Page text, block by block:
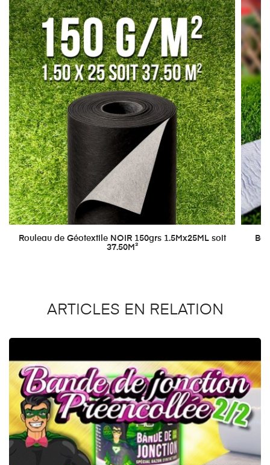
Rouleau de Géotextile NOIR 150grs 1.5Mx25ML soit
37.50M²
ARTICLES EN RELATION